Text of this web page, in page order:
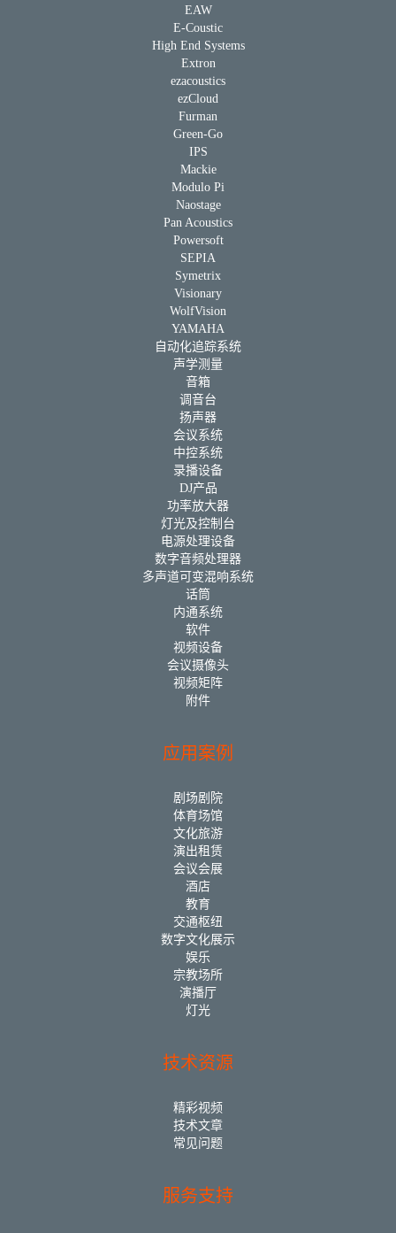
EAW
E-Coustic
High End Systems
Extron
ezacoustics
ezCloud
Furman
Green-Go
IPS
Mackie
Modulo Pi
Naostage
Pan Acoustics
Powersoft
SEPIA
Symetrix
Visionary
WolfVision
YAMAHA
自动化追踪系统
声学测量
音箱
调音台
扬声器
会议系统
中控系统
录播设备
DJ产品
功率放大器
灯光及控制台
电源处理设备
数字音频处理器
多声道可变混响系统
话筒
内通系统
软件
视频设备
会议摄像头
视频矩阵
附件
应用案例
剧场剧院
体育场馆
文化旅游
演出租赁
会议会展
酒店
教育
交通枢纽
数字文化展示
娱乐
宗教场所
演播厅
灯光
技术资源
精彩视频
技术文章
常见问题
服务支持